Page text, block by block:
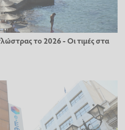
το 2026 - Οι τιμές στα